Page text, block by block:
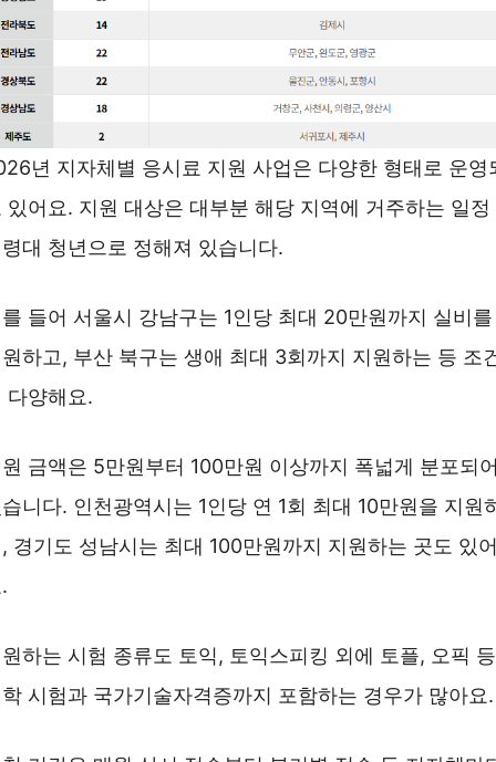
년 지자체별 응시료 지원 사업은 다양한 형태로 운영
있어요. 지원 대상은 대부분 해당 지역에 거주하는 일정
대 청년으로 정해져 있습니다.
들어 서울시 강남구는 1인당 최대 20만원까지 실비를
하고, 부산 북구는 생애 최대 3회까지 지원하는 등 조
다양해요.
금액은 5만원부터 100만원 이상까지 폭넓게 분포되
니다. 인천광역시는 1인당 연 1회 최대 10만원을 지원
경기도 성남시는 최대 100만원까지 지원하는 곳도 있
하는 시험 종류도 토익, 토익스피킹 외에 토플, 오픽 등
시험과 국가기술자격증까지 포함하는 경우가 많아요.